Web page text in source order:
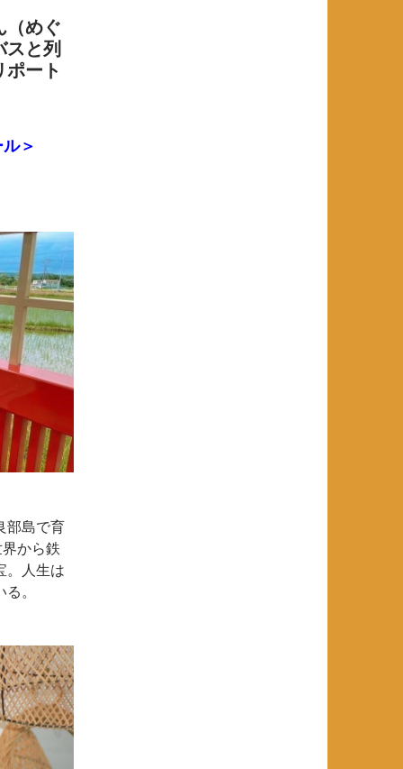
（めぐ
スと列
ート
＞
部島で育
から鉄
。人生は
。